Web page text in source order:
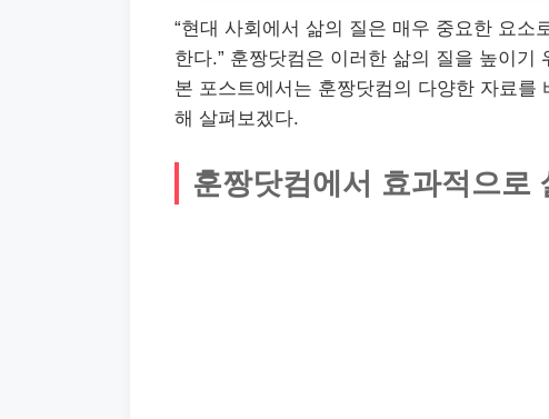
“현대 사회에서 삶의 질은 매우 중요한 요소
한다.” 훈짱닷컴은 이러한 삶의 질을 높이
본 포스트에서는 훈짱닷컴의 다양한 자료를
해 살펴보겠다.
훈짱닷컴에서 효과적으로